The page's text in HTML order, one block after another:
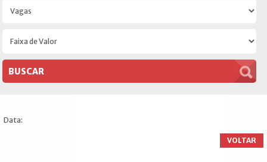
Data:
VOLTAR